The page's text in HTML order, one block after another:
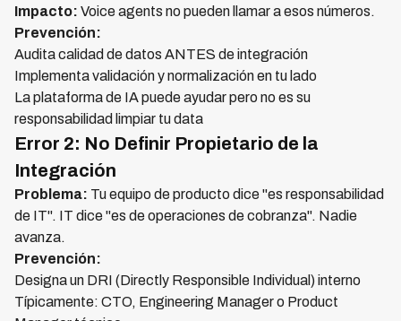
Impacto: Voice agents no pueden llamar a esos números.
Prevención:
Audita calidad de datos ANTES de integración
Implementa validación y normalización en tu lado
La plataforma de IA puede ayudar pero no es su
responsabilidad limpiar tu data
Error 2: No Definir Propietario de la
Integración
Problema: Tu equipo de producto dice "es responsabilidad
de IT". IT dice "es de operaciones de cobranza". Nadie
avanza.
Prevención:
Designa un DRI (Directly Responsible Individual) interno
Típicamente: CTO, Engineering Manager o Product